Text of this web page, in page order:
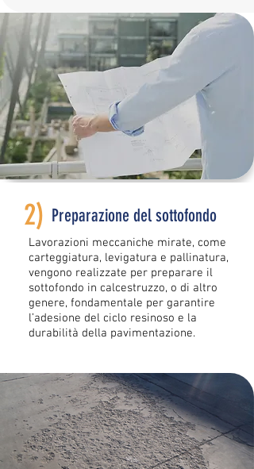
2) Preparazione del sottofondo
Lavorazioni meccaniche mirate, come
carteggiatura, levigatura e pallinatura,
vengono realizzate per preparare il
sottofondo in calcestruzzo, o di altro
genere, fondamentale per garantire
l’adesione del ciclo resinoso e la
durabilità della pavimentazione.